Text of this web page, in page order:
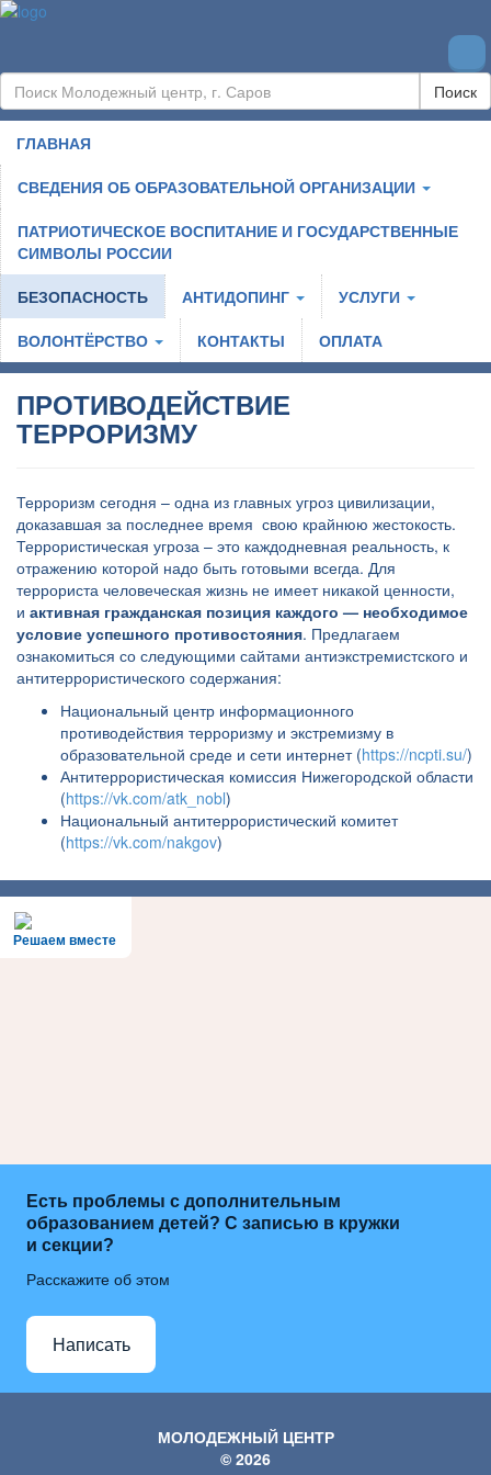
Поиск
ГЛАВНАЯ
СВЕДЕНИЯ ОБ ОБРАЗОВАТЕЛЬНОЙ ОРГАНИЗАЦИИ
ПАТРИОТИЧЕСКОЕ ВОСПИТАНИЕ И ГОСУДАРСТВЕННЫЕ
СИМВОЛЫ РОССИИ
БЕЗОПАСНОСТЬ
АНТИДОПИНГ
УСЛУГИ
ВОЛОНТЁРСТВО
КОНТАКТЫ ОПЛАТА
ПРОТИВОДЕЙСТВИЕ
ТЕРРОРИЗМУ
Терроризм сегодня – одна из главных угроз цивилизации,
доказавшая за последнее время свою крайнюю жестокость.
Террористическая угроза – это каждодневная реальность, к
отражению которой надо быть готовыми всегда. Для
террориста человеческая жизнь не имеет никакой ценности,
и активная гражданская позиция каждого — необходимое
условие успешного противостояния. Предлагаем
ознакомиться со следующими сайтами антиэкстремистского и
антитеррористического содержания:
Национальный центр информационного
противодействия терроризму и экстремизму в
образовательной среде и сети интернет (https://ncpti.su/)
Антитеррористическая комиссия Нижегородской области
(https://vk.com/atk_nobl)
Национальный антитеррористический комитет
(https://vk.com/nakgov)​​​​​
Решаем вместе
Есть проблемы с дополнительным
образованием детей? С записью в кружки
и секции?
Расскажите об этом
Написать
МОЛОДЕЖНЫЙ ЦЕНТР
© 2026